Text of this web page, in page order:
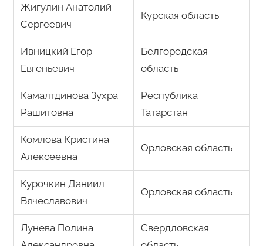
Жигулин Анатолий
Сергеевич
Курская область
Ивницкий Егор
Евгеньевич
Белгородская
область
Камалтдинова Зухра
Рашитовна
Республика
Татарстан
Комлова Кристина
Алексеевна
Орловская область
Курочкин Даниил
Вячеславович
Орловская область
Лунева Полина
Свердловская